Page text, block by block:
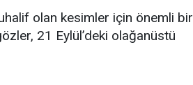
olan kesimler için önemli bir
21 Eylül’deki olağanüstü